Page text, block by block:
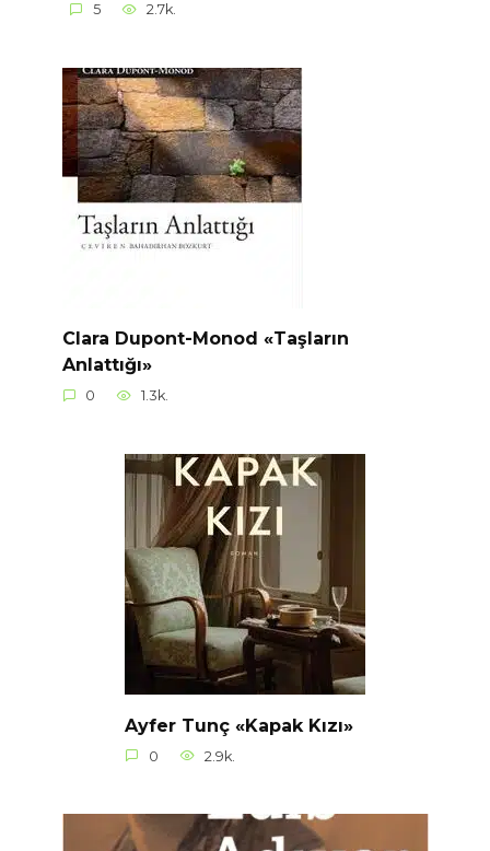
5 2.7k.
Clara Dupont-Monod «Taşların
Anlattığı»
0 1.3k.
Ayfer Tunç «Kapak Kızı»
0 2.9k.